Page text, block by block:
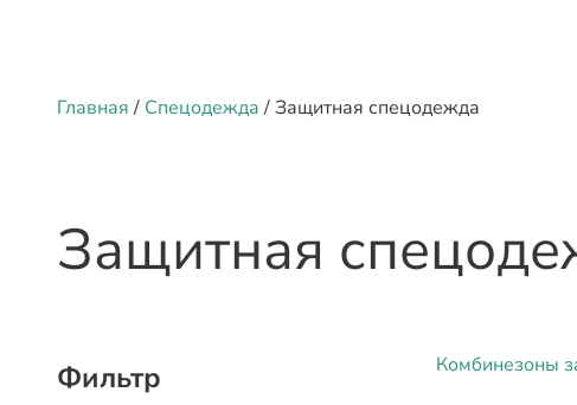
Главная/ Спецодежда/ Защитная спецодежда
Защитная
Фильтр Комбинезоны